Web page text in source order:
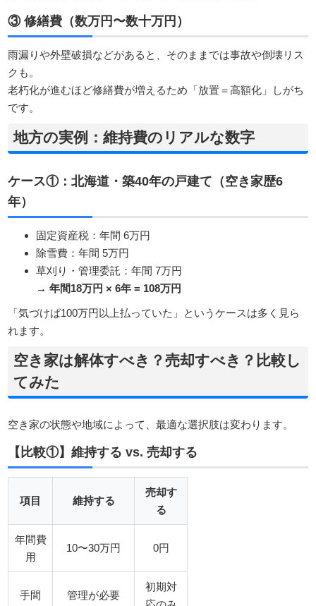
③ 修繕費（数万円〜数十万円）
雨漏りや外壁破損などがあると、そのままでは事故や倒壊リス
クも。
老朽化が進むほど修繕費が増えるため「放置＝高額化」しがち
です。
地方の実例：維持費のリアルな数字
ケース①：北海道・築40年の戸建て（空き家歴6
年）
固定資産税：年間 6万円
除雪費：年間 5万円
草刈り・管理委託：年間 7万円
→年間18万円 × 6年 = 108万円
「気づけば100万円以上払っていた」というケースは多く見ら
れます。
空き家は解体すべき？売却すべき？比較し
てみた
空き家の状態や地域によって、最適な選択肢は変わります。
【比較①】維持する vs. 売却する
項目 維持する
売却す
る
年間費
用
10〜30万円 0円
手間 管理が必要
初期対